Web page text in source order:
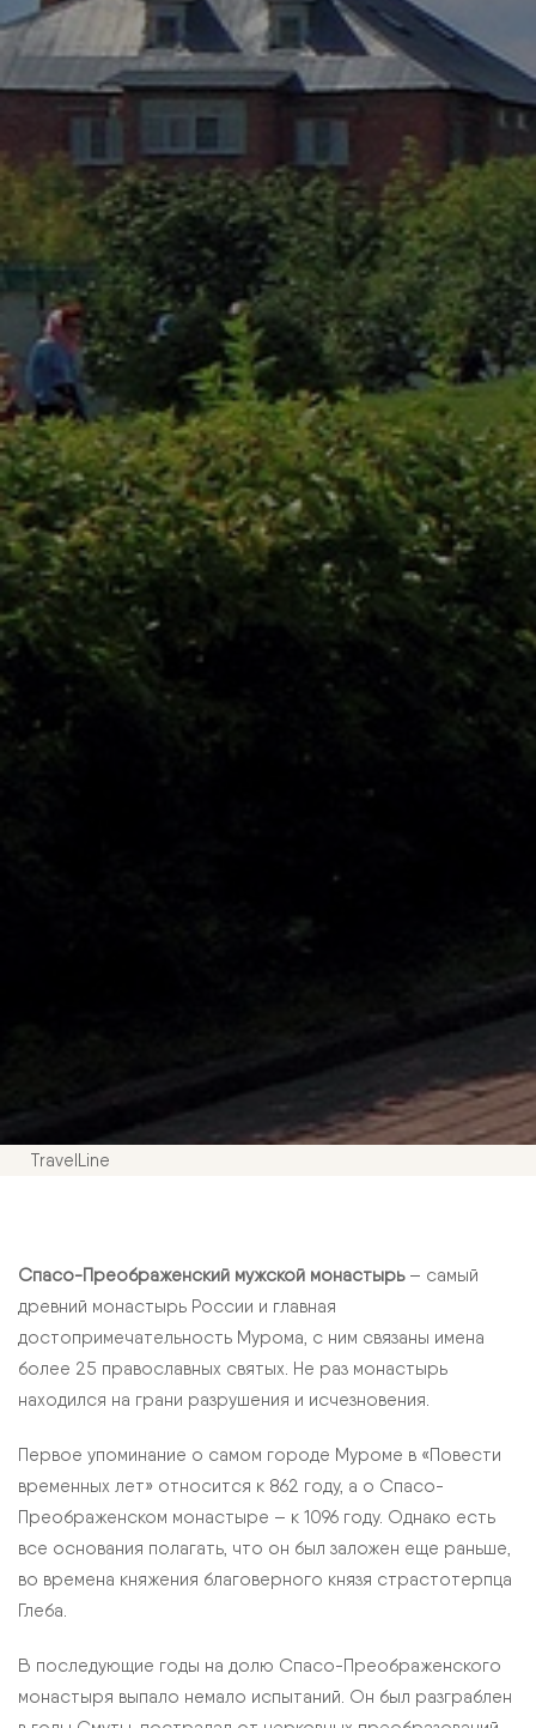
TravelLine
Спасо-Преображенский мужской монастырь– самый
древний монастырь России и главная
достопримечательность Мурома, с ним связаны имена
более 25 православных святых. Не раз монастырь
находился на грани разрушения и исчезновения.
Первое упоминание о самом городе Муроме в «Повести
временных лет» относится к 862 году, а о Спасо-
Преображенском монастыре – к 1096 году. Однако есть
все основания полагать, что он был заложен еще раньше,
во времена княжения благоверного князя страстотерпца
Глеба.
В последующие годы на долю Спасо-Преображенского
монастыря выпало немало испытаний. Он был разграблен